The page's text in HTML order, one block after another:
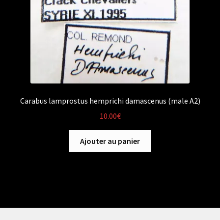
Carabus lamprostus hemprichi damascenus (male A2)
10.00€
Ajouter au panier